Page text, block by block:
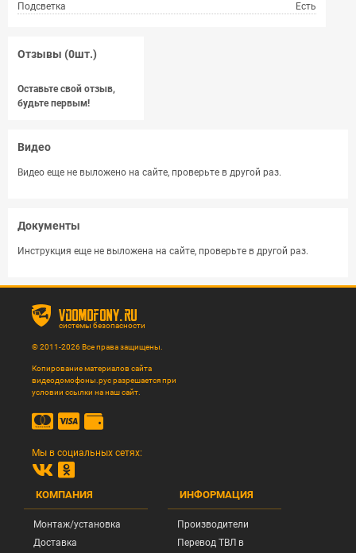
Подсветка
Есть
Отзывы (0шт.)
Оставьте свой отзыв,
будьте первым!
Видео
Видео еще не выложено на сайте, проверьте в другой раз.
Документы
Инструкция еще не выложена на сайте, проверьте в другой раз.
vdomofony.ru
системы безопасности
© 2011-2026 Все права защищены.
Копирование материалов сайта
видеодомофоны.рус разрешается при
условии ссылки на наш сайт.
Мы в социальных сетях:
КОМПАНИЯ
Монтаж/установка
Доставка
ИНФОРМАЦИЯ
Производители
Перевод ТВЛ в